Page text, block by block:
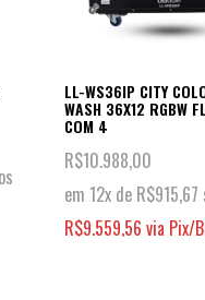
LL-WS36IP CITY
WASH 36X12 RGBW
COM 4
R$10.988,00
em 12x de R$915,67
R$9.559,56 via Pix/